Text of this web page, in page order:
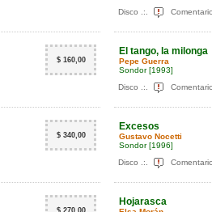
Disco .:.
$ 160,00
El tango, la milonga
Pepe Guerra
Sondor [1993]
Disco .:.
$ 340,00
Excesos
Gustavo Nocetti
Sondor [1996]
Disco .:.
$ 270,00
Hojarasca